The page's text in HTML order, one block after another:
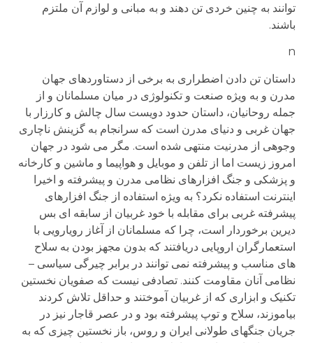
توانند به چنین خردی تن دهند و به مبانی و لوازم آن ملتزم
باشند.
n
داستان تن دادن اضطراری به برخی از دستاوردهای جهان
مدرن و به ویژه صنعت و تکنولوژی در میان مسلمانان و از
جمله روحانیان، داستان حدود دویست سال چالش و کارزار با
جهان غربی و دنیای مدرن است که سرانجام به گزینش ناچاری
وجوهی از مدرنیت منتهی شده است. مگر می شود در جهان
امروز زیست اما از تلفن و موبایل و هواپیما و ماشین و کارخانه
و پزشکی و جنگ افزارهای نظامی مدرن و پیشرفته و اخیرا
اینترنت استفاده نکرد؟ به ویژه استفاده از جنگ افزارهای
پیشرفته غربی برای مقابله با خود غربیان از سابقه ای بس
دیرین برخوردار است، چرا که مسلمانان از آغاز رویارویی با
استعمارگران اروپایی دریافتند که بدون مجهز بودن به سلاح
های مناسب و پیشرفته نمی توانند در برابر چیرگی سیاسی –
نظامی آنان مقاومت کنند. تصادفی نیست که صفویان نخستین
تکنیک و ابزاری که از غربیان آموختند و حداقل تلاش کردند
بیاموزند، سلاح و توپ پیشرفته بود و در عصر قاجار نیز در
جریان جنگهای طولانی ایران و روس، باز نخستین چیزی که به